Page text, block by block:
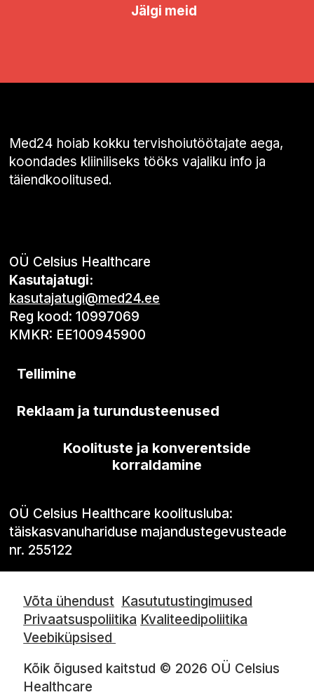
Jälgi meid
Med24 hoiab kokku tervishoiutöötajate aega,
koondades kliiniliseks tööks vajaliku info ja
täiendkoolitused.
OÜ Celsius Healthcare
Kasutajatugi:
kasutajatugi@med24.ee
Reg kood: 10997069
KMKR: EE100945900
Tellimine
Reklaam ja turundusteenused
Koolituste ja konverentside
korraldamine
OÜ Celsius Healthcare koolitusluba:
täiskasvanuhariduse majandustegevusteade
nr. 255122
Võta ühendust Kasututustingimused
Privaatsuspoliitika Kvaliteedipoliitika
Veebiküpsised
Kõik õigused kaitstud © 2026 OÜ Celsius
Healthcare